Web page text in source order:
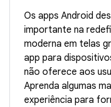
Os apps Android
importante na
moderna em telas
app para
não oferece aos
Aprenda algumas
experiência para